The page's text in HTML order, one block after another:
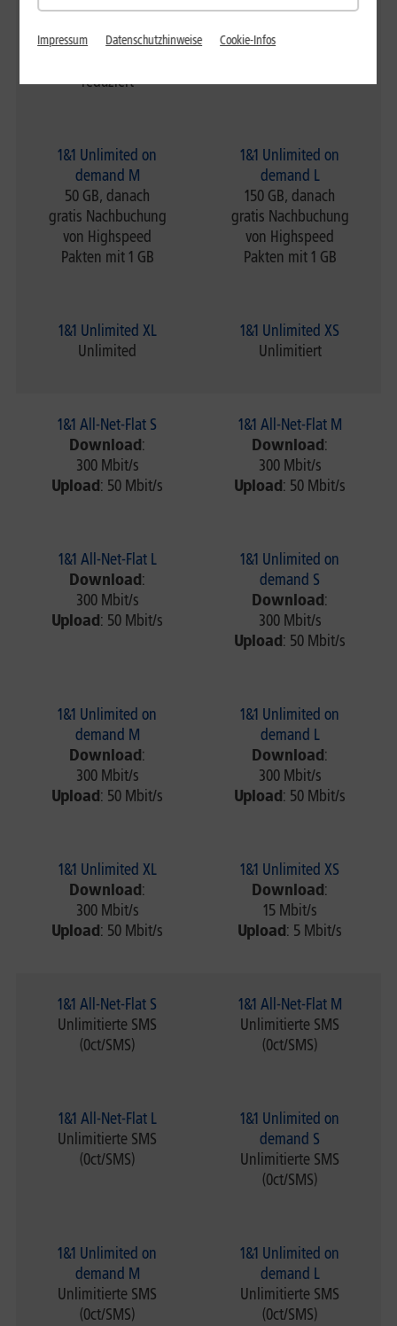
auf max. 64 kBit/s
reduziert
1&1 Unlimited on
demand M
50 GB, danach
gratis Nachbuchung
von Highspeed
Pakten mit 1 GB
1&1 Unlimited on
demand L
150 GB, danach
gratis Nachbuchung
von Highspeed
Pakten mit 1 GB
1&1 Unlimited XL
Unlimited
1&1 Unlimited XS
Unlimitiert
1&1 All-Net-Flat S
Download:
300 Mbit/s
Upload: 50 Mbit/s
1&1 All-Net-Flat M
Download:
300 Mbit/s
Upload: 50 Mbit/s
1&1 All-Net-Flat L
Download:
300 Mbit/s
Upload: 50 Mbit/s
1&1 Unlimited on
demand S
Download:
300 Mbit/s
Upload: 50 Mbit/s
1&1 Unlimited on
demand M
Download:
300 Mbit/s
Upload: 50 Mbit/s
1&1 Unlimited on
demand L
Download:
300 Mbit/s
Upload: 50 Mbit/s
1&1 Unlimited XL
Download:
300 Mbit/s
Upload: 50 Mbit/s
1&1 Unlimited XS
Download:
15 Mbit/s
Upload: 5 Mbit/s
1&1 All-Net-Flat S
Unlimitierte SMS
(0ct/SMS)
1&1 All-Net-Flat M
Unlimitierte SMS
(0ct/SMS)
1&1 All-Net-Flat L
Unlimitierte SMS
(0ct/SMS)
1&1 Unlimited on
demand S
Unlimitierte SMS
(0ct/SMS)
1&1 Unlimited on
demand M
Unlimitierte SMS
(0ct/SMS)
1&1 Unlimited on
demand L
Unlimitierte SMS
(0ct/SMS)
Impressum Datenschutzhinweise Cookie-Infos